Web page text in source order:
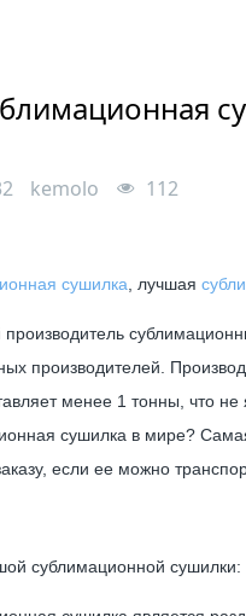
kemolo 112
сушилка , лучшая
производителей.
менее 1 тонны, что
сушилка в мире?
если ее можно
сублимационной сушилки: